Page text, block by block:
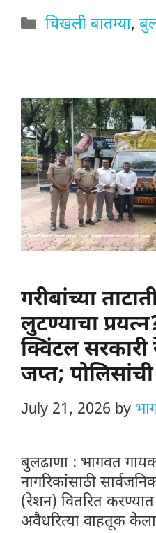
Categories
चिखली बातम्या,
गरीबांच्या
लुटण्याचा
क्विंटल
जप्त;
July 21, 2026 by
बुलढाणा : भागवत
नागरिकांसाठी
(रेशन) वितरित
अवैधरित्या वाहतूक